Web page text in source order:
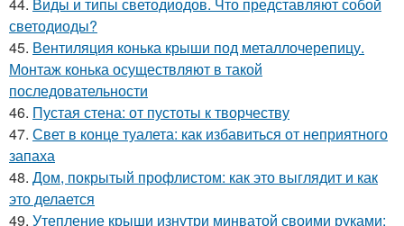
светодиоды?
45. Вентиляция конька крыши под металлочерепицу.
Монтаж конька осуществляют в такой
последовательности
46. Пустая стена: от пустоты к творчеству
47. Свет в конце туалета: как избавиться от неприятного
запаха
48. Дом, покрытый профлистом: как это выглядит и как
это делается
49. Утепление крыши изнутри минватой своими руками: